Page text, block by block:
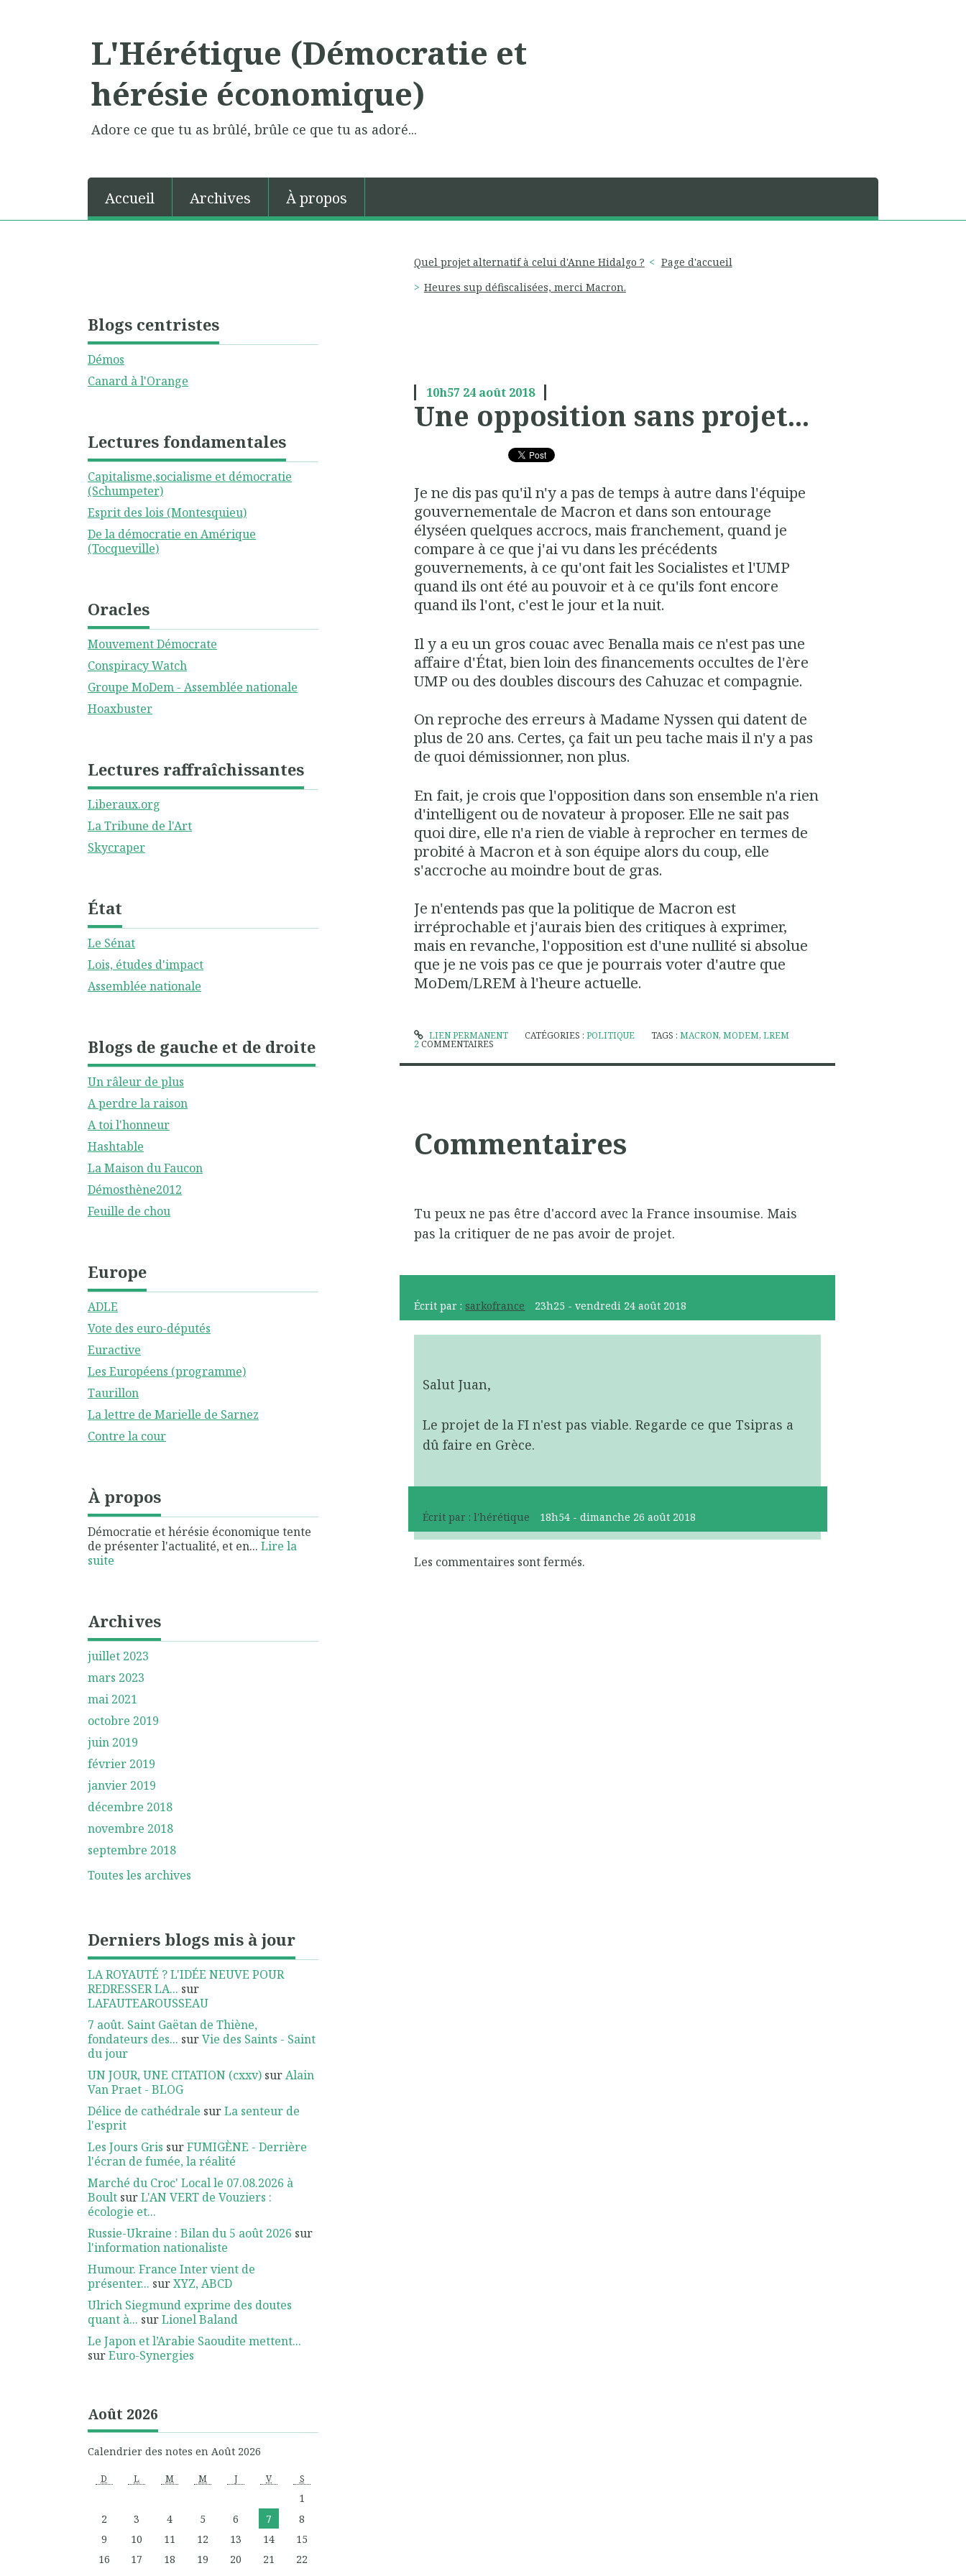
L'Hérétique (Démocratie et
hérésie économique)
Adore ce que tu as brûlé, brûle ce que tu as adoré...
Accueil Archives À propos
Blogs centristes
Démos
Canard à l'Orange
Lectures fondamentales
Capitalisme,socialisme et démocratie
(Schumpeter)
Esprit des lois (Montesquieu)
De la démocratie en Amérique
(Tocqueville)
Oracles
Mouvement Démocrate
Conspiracy Watch
Groupe MoDem - Assemblée nationale
Hoaxbuster
Lectures raffraîchissantes
Liberaux.org
La Tribune de l'Art
Skycraper
État
Le Sénat
Lois, études d'impact
Assemblée nationale
Blogs de gauche et de droite
Un râleur de plus
A perdre la raison
A toi l'honneur
Hashtable
La Maison du Faucon
Démosthène2012
Feuille de chou
Europe
ADLE
Vote des euro-députés
Euractive
Les Européens (programme)
Taurillon
La lettre de Marielle de Sarnez
Contre la cour
À propos
Démocratie et hérésie économique tente
de présenter l'actualité, et en... Lire la
suite
Archives
juillet 2023
mars 2023
mai 2021
octobre 2019
juin 2019
février 2019
janvier 2019
décembre 2018
novembre 2018
septembre 2018
Toutes les archives
Derniers blogs mis à jour
LA ROYAUTÉ ? L'IDÉE NEUVE POUR
REDRESSER LA... sur
LAFAUTEAROUSSEAU
7 août. Saint Gaëtan de Thiène,
fondateurs des... surVie des Saints - Saint
du jour
UN JOUR, UNE CITATION (cxxv) surAlain
Van Praet - BLOG
Délice de cathédrale surLa senteur de
l'esprit
Les Jours Gris surFUMIGÈNE - Derrière
l'écran de fumée, la réalité
Marché du Croc' Local le 07.08.2026 à
Boult surL'AN VERT de Vouziers :
écologie et...
Russie-Ukraine : Bilan du 5 août 2026 sur
l'information nationaliste
Humour. France Inter vient de
présenter... surXYZ, ABCD
Ulrich Siegmund exprime des doutes
quant à... surLionel Baland
Le Japon et l’Arabie Saoudite mettent...
surEuro-Synergies
Août 2026
Calendrier des notes en Août 2026
D L M M J V S
1
2
3 4 5 6 7
8
9
10 11 12 13 14
15
16
17 18 19 20 21
22
Quel projet alternatif à celui d'Anne Hidalgo ?
Page d'accueil
Heures sup défiscalisées, merci Macron.
10h57 24 août 2018
Une opposition sans projet...
Je ne dis pas qu'il n'y a pas de temps à autre dans l'équipe
gouvernementale de Macron et dans son entourage
élyséen quelques accrocs, mais franchement, quand je
compare à ce que j'ai vu dans les précédents
gouvernements, à ce qu'ont fait les Socialistes et l'UMP
quand ils ont été au pouvoir et à ce qu'ils font encore
quand ils l'ont, c'est le jour et la nuit.
Il y a eu un gros couac avec Benalla mais ce n'est pas une
affaire d'État, bien loin des financements occultes de l'ère
UMP ou des doubles discours des Cahuzac et compagnie.
On reproche des erreurs à Madame Nyssen qui datent de
plus de 20 ans. Certes, ça fait un peu tache mais il n'y a pas
de quoi démissionner, non plus.
En fait, je crois que l'opposition dans son ensemble n'a rien
d'intelligent ou de novateur à proposer. Elle ne sait pas
quoi dire, elle n'a rien de viable à reprocher en termes de
probité à Macron et à son équipe alors du coup, elle
s'accroche au moindre bout de gras.
Je n'entends pas que la politique de Macron est
irréprochable et j'aurais bien des critiques à exprimer,
mais en revanche, l'opposition est d'une nullité si absolue
que je ne vois pas ce que je pourrais voter d'autre que
MoDem/LREM à l'heure actuelle.
LIEN PERMANENT CATÉGORIES : POLITIQUE TAGS : MACRON, MODEM, LREM
2 COMMENTAIRES
Commentaires
Tu peux ne pas être d'accord avec la France insoumise. Mais
pas la critiquer de ne pas avoir de projet.
Écrit par : sarkofrance 23h25 -vendredi 24 août 2018
Salut Juan,
Le projet de la FI n'est pas viable. Regarde ce que Tsipras a
dû faire en Grèce.
Écrit par : l'hérétique 18h54- dimanche 26 août 2018
Les commentaires sont fermés.